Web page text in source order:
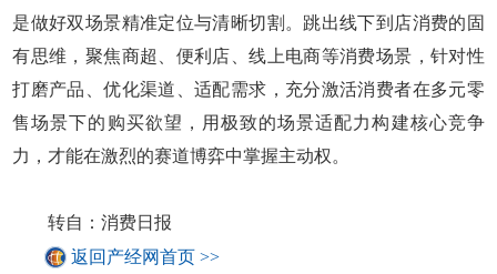
是做好双场景精准定位与清晰切割。跳出线下到店消费的固
有思维，聚焦商超、便利店、线上电商等消费场景，针对性
打磨产品、优化渠道、适配需求，充分激活消费者在多元零
售场景下的购买欲望，用极致的场景适配力构建核心竞争
力，才能在激烈的赛道博弈中掌握主动权。
转自：消费日报
返回产经网首页 >>